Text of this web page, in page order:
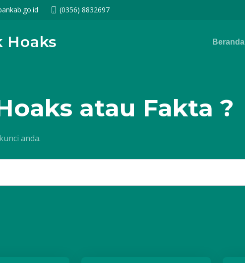
(0356) 8832697
Hoaks Beranda
atau Fakta ?
anda.